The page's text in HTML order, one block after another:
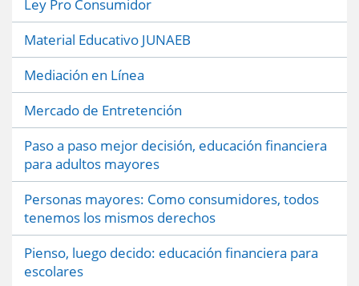
Ley Pro Consumidor
Material Educativo JUNAEB
Mediación en Línea
Mercado de Entretención
Paso a paso mejor decisión, educación financiera
para adultos mayores
Personas mayores: Como consumidores, todos
tenemos los mismos derechos
Pienso, luego decido: educación financiera para
escolares